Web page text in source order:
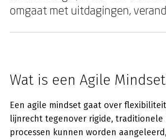
omgaat met uitdagingen,
Wat is een Agile
Een agile mindset gaat over
lijnrecht tegenover rigide,
processen kunnen worden